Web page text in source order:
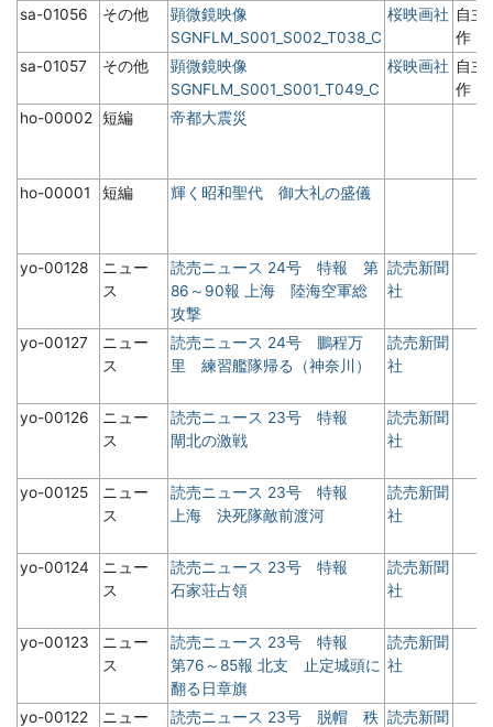
sa-01056
その他
顕微鏡映像
SGNFLM_S001_S002_T038_C
桜映画社 自主
作
sa-01057
その他
顕微鏡映像
SGNFLM_S001_S001_T049_C
桜映画社 自主
作
ho-00002
短編 帝都大震災
ho-00001 短編 輝く昭和聖代 御大礼の盛儀
yo-00128
ニュー
ス
読売ニュース 24号 特報 第
86～90報 上海 陸海空軍総
攻撃
読売新聞
社
yo-00127
ニュー
ス
読売ニュース 24号 鵬程万
里 練習艦隊帰る（神奈川）
読売新聞
社
yo-00126
ニュー
ス
読売ニュース 23号 特報
閘北の激戦
読売新聞
社
yo-00125
ニュー
ス
読売ニュース 23号 特報
上海 決死隊敵前渡河
読売新聞
社
yo-00124
ニュー
ス
読売ニュース 23号 特報
石家荘占領
読売新聞
社
yo-00123
ニュー
ス
読売ニュース 23号 特報
第76～85報 北支 止定城頭に
翻る日章旗
読売新聞
社
yo-00122
ニュー
読売ニュース 23号 脱帽 秩 読売新聞